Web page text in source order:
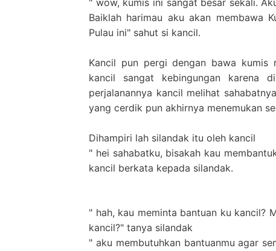
" wow, kumis ini sangat besar sekali.
Baiklah harimau aku akan membawa
Pulau ini" sahut si kancil.
Kancil pun pergi dengan bawa kumis
kancil sangat kebingungan
perjalanannya kancil melihat
yang cerdik pun akhirnya menemukan
Dihampiri lah silandak itu oleh kancil
" hei sahabatku, bisakah kau
kancil berkata kepada silandak.
" hah, kau meminta bantuan ku kancil?
kancil?" tanya silandak
" aku membutuhkan bantuanmu agar